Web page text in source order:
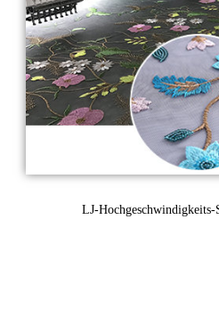
LJ-Hochgeschwindigkeits-